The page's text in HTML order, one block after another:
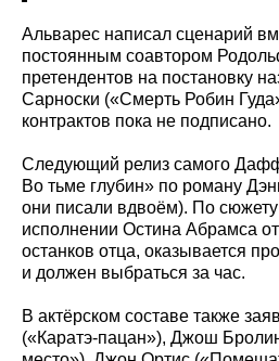
Альварес написал сценарий
постоянным соавтором
претендентов на постановку
Сарноски («Смерть Робин
контрактов пока не подписано.
Следующий релиз самого
Во тьме глубин» по роману
они писали вдвоём). По
исполнении Остина Абрамса
останков отца, оказывается
и должен выбраться за час.
В актёрском составе также
(«Каратэ-пацан»), Джош